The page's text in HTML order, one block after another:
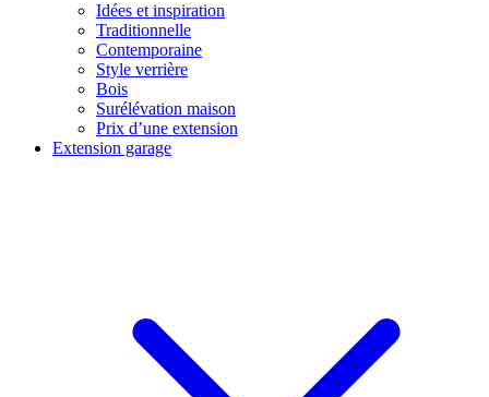
Idées et inspiration
Traditionnelle
Contemporaine
Style verrière
Bois
Surélévation maison
Prix d’une extension
Extension garage